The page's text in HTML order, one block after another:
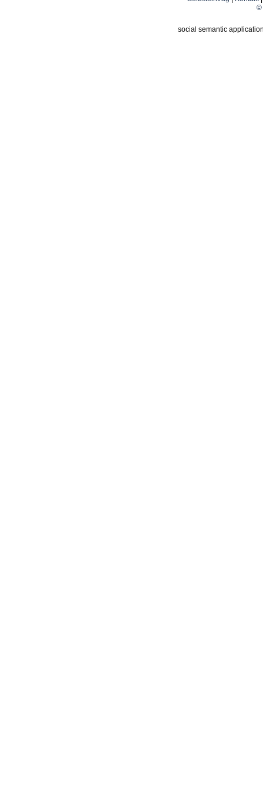
©
social semantic